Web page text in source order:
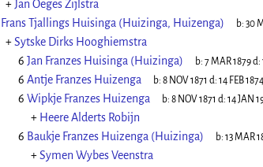
+Jan Oeges Zijlstra
Frans Tjallings Huisinga (Huizinga, Huizenga) b: 30
+Sytske Dirks Hooghiemstra
6 Jan Franzes Huisinga (Huizinga) b: 7 MAR 1879d:
6 Antje Franzes Huizenga b: 8 NOV 1871 d: 14 FEB 1874
6 Wipkje Franzes Huizenga b: 8 NOV 1871 d: 14 JAN
+ Heere Alderts Robijn
6 Baukje Franzes Huizenga (Huizinga) b: 13 MAR
+Symen Wybes Veenstra